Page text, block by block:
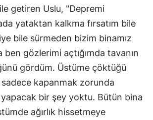
getiren Uslu, "Depremi
yataktan kalkma fırsatım bile
bile sürmeden bizim binamız
ben gözlerimi açtığımda tavanın
gördüm. Üstüme çöktüğü
kapanmak zorunda
yapacak bir şey yoktu. Bütün bina
ağırlık hissetmeye